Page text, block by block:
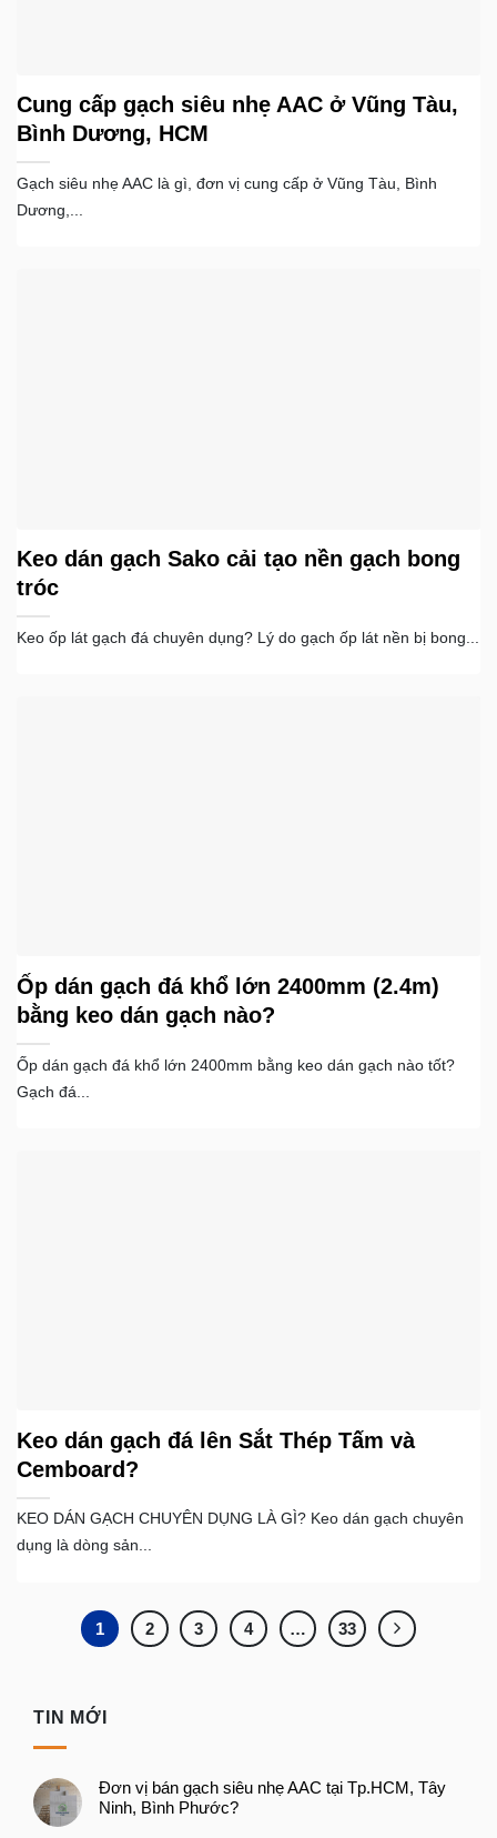
Cung cấp gạch siêu nhẹ AAC ở Vũng Tàu,
Bình Dương, HCM
Gạch siêu nhẹ AAC là gì, đơn vị cung cấp ở Vũng Tàu, Bình
Dương,...
Keo dán gạch Sako cải tạo nền gạch bong
tróc
Keo ốp lát gạch đá chuyên dụng? Lý do gạch ốp lát nền bị bong...
Ốp dán gạch đá khổ lớn 2400mm (2.4m)
bằng keo dán gạch nào?
Ốp dán gạch đá khổ lớn 2400mm bằng keo dán gạch nào tốt?
Gạch đá...
Keo dán gạch đá lên Sắt Thép Tấm và
Cemboard?
KEO DÁN GẠCH CHUYÊN DỤNG LÀ GÌ? Keo dán gạch chuyên
dụng là dòng sản...
1 2 3 4 … 33
TIN MỚI
Đơn vị bán gạch siêu nhẹ AAC tại Tp.HCM, Tây
Ninh, Bình Phước?